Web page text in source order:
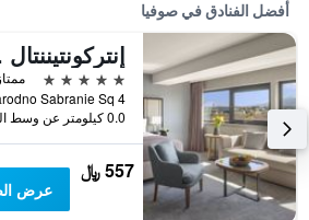
أفضل الفنادق في صوفيا
5 نجوم
ممتاز 9.0
0.0 كيلومتر عن وسط المدينة
557 ﷼
عرض